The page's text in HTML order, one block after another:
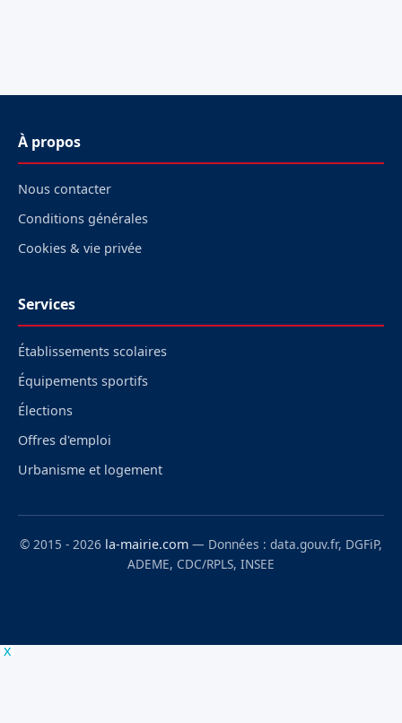
À propos
Nous contacter
Conditions générales
Cookies & vie privée
Services
Établissements scolaires
Équipements sportifs
Élections
Offres d'emploi
Urbanisme et logement
© 2015 - 2026 la-mairie.com — Données : data.gouv.fr, DGFiP,
ADEME, CDC/RPLS, INSEE
x